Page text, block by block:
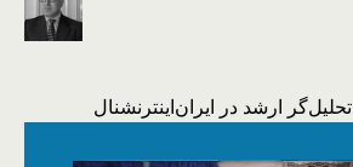
تحلیل‌گر ارشد در ایران‌اینترنشنال